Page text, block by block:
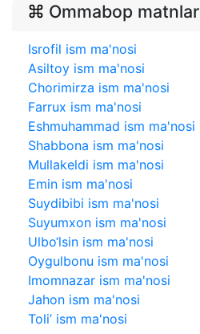
Ommabop matnlar
Isrofil ism ma'nosi
Asiltoy ism ma'nosi
Chorimirza ism ma'nosi
Farrux ism ma'nosi
Eshmuhammad ism ma'nosi
Shabbona ism ma'nosi
Mullakeldi ism ma'nosi
Emin ism ma'nosi
Suydibibi ism ma'nosi
Suyumxon ism ma'nosi
Ulbo‘lsin ism ma'nosi
Oygulbonu ism ma'nosi
Imomnazar ism ma'nosi
Jahon ism ma'nosi
Toli’ ism ma'nosi